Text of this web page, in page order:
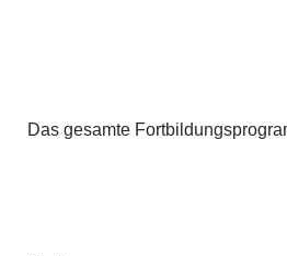
Das gesamte